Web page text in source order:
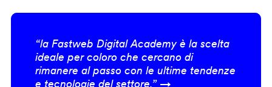
“la Fastweb Digital Academy è la scelta
ideale per coloro che cercano di
rimanere al passo con le ultime tendenze
e tecnologie del settore.” →